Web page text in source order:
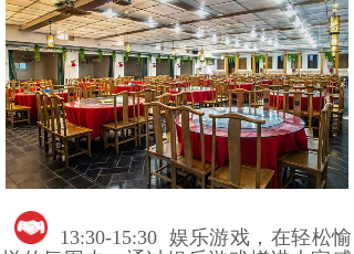
13:30-15:30 娱乐游戏，在轻松愉